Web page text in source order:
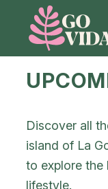
Discover all
island of La
to explore the
lifestyle.